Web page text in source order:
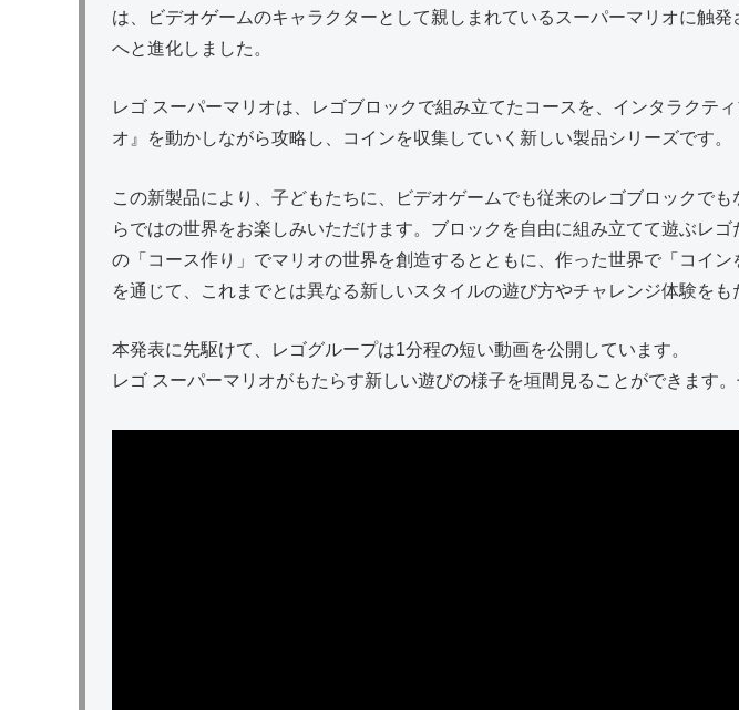
は、ビデオゲームのキャラクターとして親しまれているスーパーマリオに触
へと進化しました。
レゴ スーパーマリオは、レゴブロックで組み立てたコースを、インタラクテ
オ』を動かしながら攻略し、コインを収集していく新しい製品シリーズです。
この新製品により、子どもたちに、ビデオゲームでも従来のレゴブロックで
らではの世界をお楽しみいただけます。ブロックを自由に組み立てて遊ぶレ
の「コース作り」でマリオの世界を創造するとともに、作った世界で「コイ
を通じて、これまでとは異なる新しいスタイルの遊び方やチャレンジ体験をも
本発表に先駆けて、レゴグループは1分程の短い動画を公開しています。
レゴ スーパーマリオがもたらす新しい遊びの様子を垣間見ることができます。